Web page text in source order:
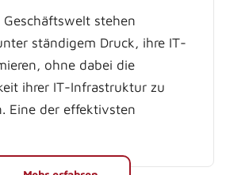
stehen
ständigem Druck, ihre IT-
ohne dabei die
ihrer IT-Infrastruktur zu
Eine der effektivsten